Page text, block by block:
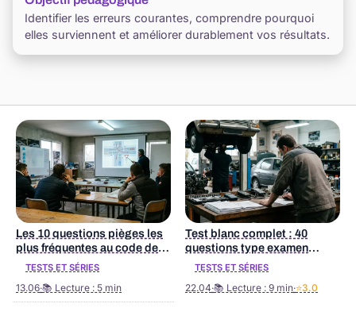
Identifier les erreurs courantes, comprendre pourquoi
elles surviennent et améliorer durablement vos résultats.
TESTS ET SÉRIES
Les 10 questions pièges les
plus fréquentes au code de la
route
13.06·📚 Lecture : 5 min
TESTS ET SÉRIES
Test blanc complet : 40
questions type examen
officiel
22.04·📚 Lecture : 9 min·⭐3.0